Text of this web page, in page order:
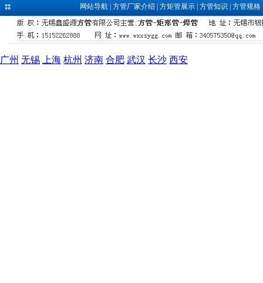
网站导航| 方管厂家介绍 方矩管展示| 方管知识 方管规格
广州 无锡 上海 杭州 济南 合肥 武汉 长沙 西安